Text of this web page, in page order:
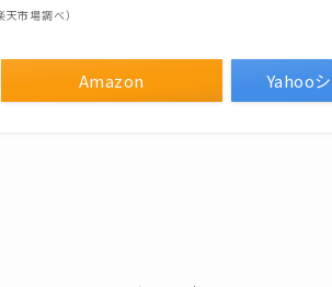
市場調べ）
Amazon Yahoo